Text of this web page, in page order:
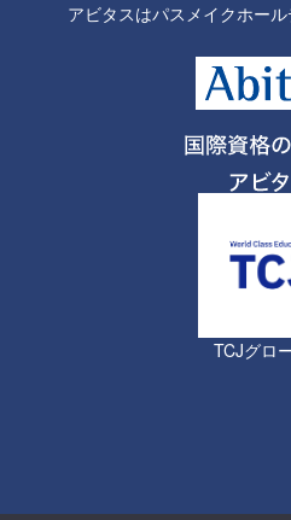
アビタスはパスメイクホール
TCJグロ